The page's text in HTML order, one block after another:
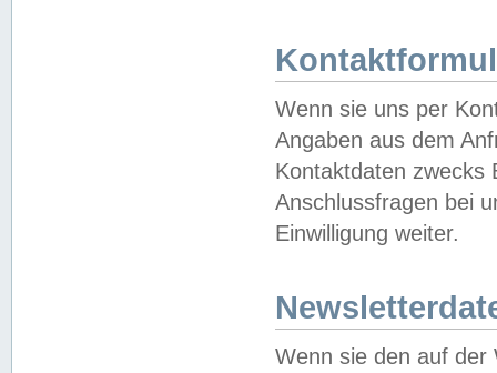
Wenn sie uns per
Angaben aus dem
Kontaktdaten zwecks
Anschlussfragen bei
Einwilligung weiter.
Wenn sie den auf der